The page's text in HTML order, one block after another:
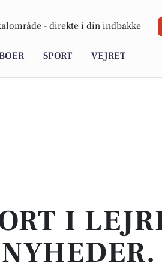
- direkte i din indbakke
SPORT VEJRET
I